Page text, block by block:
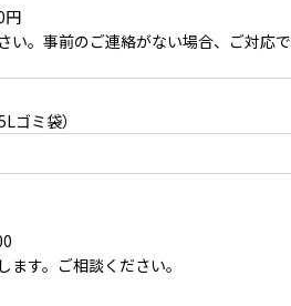
円
い。事前のご連絡がない場合、ご対応で
ゴミ袋）
す。ご相談ください。